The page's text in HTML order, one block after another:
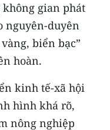
gian phát
nguyên-duyên
biển bạc”
hoàn.
kinh tế-xã hội
hình khá rõ,
nông nghiệp